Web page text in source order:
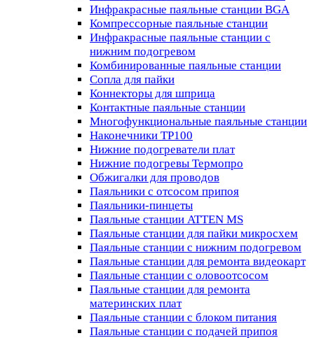
Инфракрасные паяльные станции BGA
Компрессорные паяльные станции
Инфракрасные паяльные станции с
нижним подогревом
Комбинированные паяльные станции
Сопла для пайки
Коннекторы для шприца
Контактные паяльные станции
Многофункциональные паяльные станции
Наконечники TP100
Нижние подогреватели плат
Нижние подогревы Термопро
Обжигалки для проводов
Паяльники с отсосом припоя
Паяльники-пинцеты
Паяльные станции ATTEN MS
Паяльные станции для пайки микросхем
Паяльные станции с нижним подогревом
Паяльные станции для ремонта видеокарт
Паяльные станции с оловоотсосом
Паяльные станции для ремонта
материнских плат
Паяльные станции с блоком питания
Паяльные станции с подачей припоя